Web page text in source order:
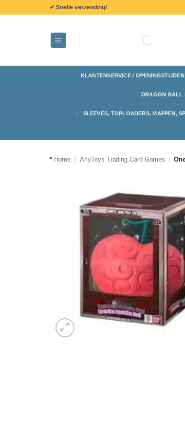
✔ Snelle verzending!
KLANTENSERVICE / OPENINGSTIJDEN
DRAGON BALL
SLEEVES, TOPLOADERS, MAPPEN,
* Home ArlyToys Trading Card Games